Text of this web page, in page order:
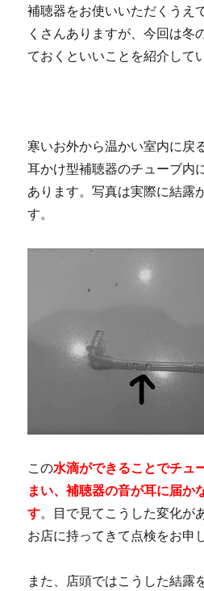
補聴器をお使いいただくうえ
くさんありますが、今回は冬
ておくといいことを紹介して
寒いお外から温かい室内に戻
耳かけ型補聴器のチューブ内
あります。写真は実際に結露
す。
この水滴ができることでチュ
まい、補聴器の音が耳に届か
す。目で見てこうした変化が
お店に持ってきて点検をお申
また、店頭ではこうした結露